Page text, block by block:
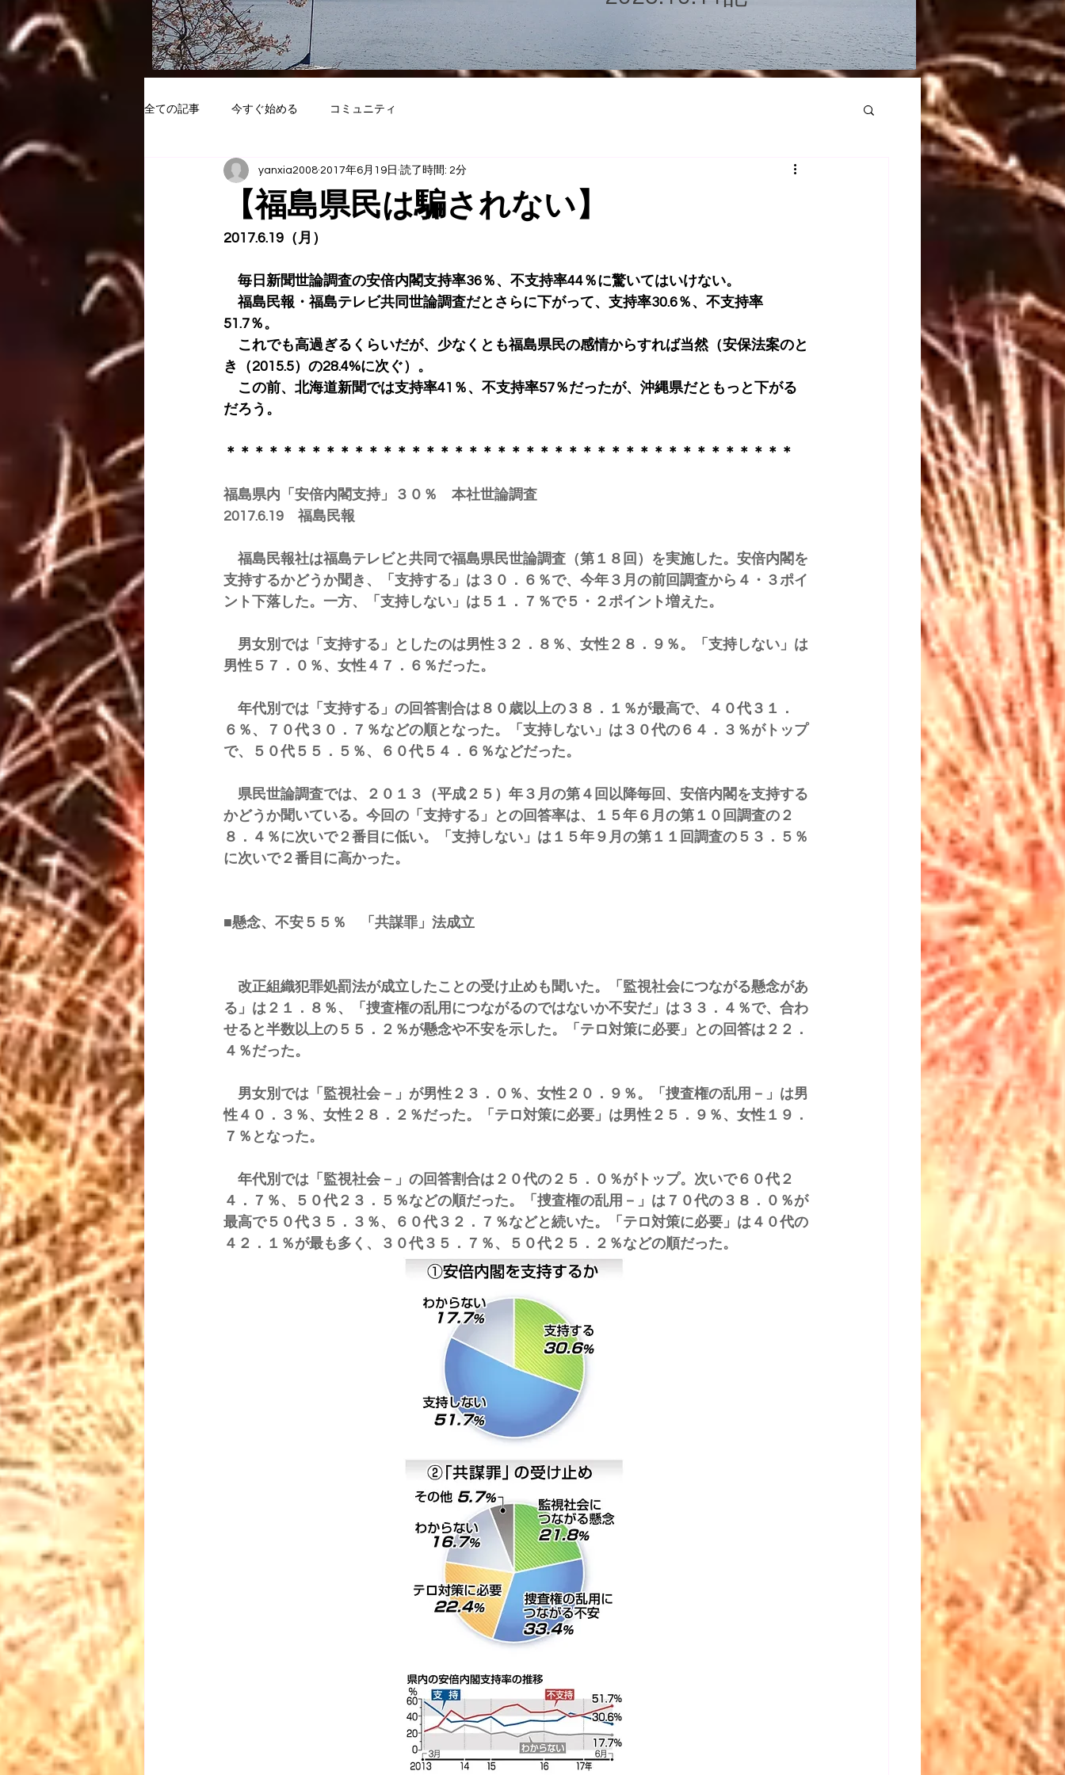
全ての記事 今すぐ始める コミュニティ
【福島県民は騙されない】
yanxia2008 2017年6月19日 読了時間: 2分
2017.6.19（月）
毎日新聞世論調査の安倍内閣支持率36％、不支持率44％に驚いてはいけない。
福島民報・福島テレビ共同世論調査だとさらに下がって、支持率30.6％、不支持率
51.7％。
これでも高過ぎるくらいだが、少なくとも福島県民の感情からすれば当然（安保法案のと
き（2015.5）の28.4%に次ぐ）。
この前、北海道新聞では支持率41％、不支持率57％だったが、沖縄県だともっと下がる
だろう。
＊＊＊＊＊＊＊＊＊＊＊＊＊＊＊＊＊＊＊＊＊＊＊＊＊＊＊＊＊＊＊＊＊＊＊＊＊＊＊＊
福島県内「安倍内閣支持」３０％　本社世論調査
2017.6.19　福島民報
福島民報社は福島テレビと共同で福島県民世論調査（第１８回）を実施した。安倍内閣を
支持するかどうか聞き、「支持する」は３０．６％で、今年３月の前回調査から４・３ポイ
ント下落した。一方、「支持しない」は５１．７％で５・２ポイント増えた。
男女別では「支持する」としたのは男性３２．８％、女性２８．９％。「支持しない」は
男性５７．０％、女性４７．６％だった。
年代別では「支持する」の回答割合は８０歳以上の３８．１％が最高で、４０代３１．
６％、７０代３０．７％などの順となった。「支持しない」は３０代の６４．３％がトップ
で、５０代５５．５％、６０代５４．６％などだった。
県民世論調査では、２０１３（平成２５）年３月の第４回以降毎回、安倍内閣を支持する
かどうか聞いている。今回の「支持する」との回答率は、１５年６月の第１０回調査の２
８．４％に次いで２番目に低い。「支持しない」は１５年９月の第１１回調査の５３．５％
に次いで２番目に高かった。
■懸念、不安５５％　「共謀罪」法成立
改正組織犯罪処罰法が成立したことの受け止めも聞いた。「監視社会につながる懸念があ
る」は２１．８％、「捜査権の乱用につながるのではないか不安だ」は３３．４％で、合わ
せると半数以上の５５．２％が懸念や不安を示した。「テロ対策に必要」との回答は２２．
４％だった。
男女別では「監視社会－」が男性２３．０％、女性２０．９％。「捜査権の乱用－」は男
性４０．３％、女性２８．２％だった。「テロ対策に必要」は男性２５．９％、女性１９．
７％となった。
年代別では「監視社会－」の回答割合は２０代の２５．０％がトップ。次いで６０代２
４．７％、５０代２３．５％などの順だった。「捜査権の乱用－」は７０代の３８．０％が
最高で５０代３５．３％、６０代３２．７％などと続いた。「テロ対策に必要」は４０代の
４２．１％が最も多く、３０代３５．７％、５０代２５．２％などの順だった。